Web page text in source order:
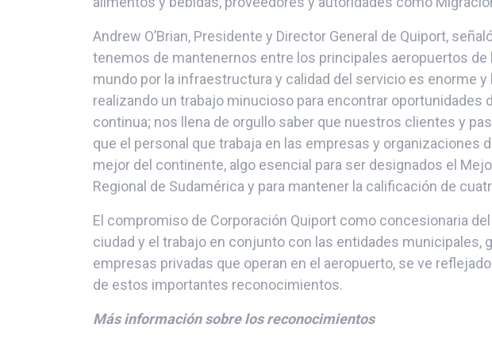
Andrew O’Brian, Presidente y Director General de Quiport,
tenemos de mantenernos entre los principales aeropuertos de
mundo por la infraestructura y calidad del servicio es enorme
realizando un trabajo minucioso para encontrar oportunidades
continua; nos llena de orgullo saber que nuestros clientes y
que el personal que trabaja en las empresas y organizaciones
mejor del continente, algo esencial para ser designados el
Regional de Sudamérica y para mantener la calificación de
El compromiso de Corporación Quiport como concesionaria
ciudad y el trabajo en conjunto con las entidades municipales,
empresas privadas que operan en el aeropuerto, se ve
de estos importantes reconocimientos.
Más información sobre los reconocimientos